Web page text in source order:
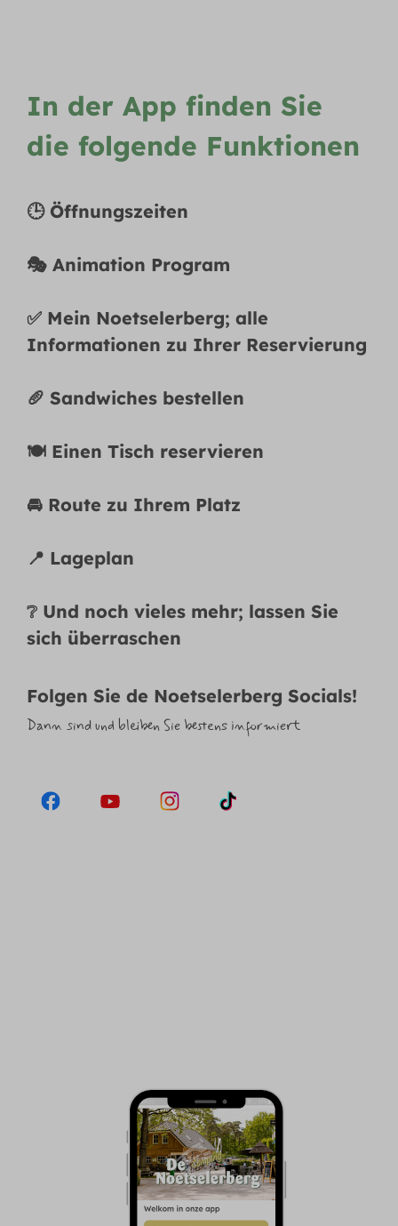
In der App finden Sie
die folgende Funktionen
🕒 Öffnungszeiten
🎭 Animation Program
✅ Mein Noetselerberg; alle
Informationen zu Ihrer Reservierung
🥖 Sandwiches bestellen
🍽️ Einen Tisch reservieren
🚘 Route zu Ihrem Platz
📍 Lageplan
❔ Und noch vieles mehr; lassen Sie
sich überraschen
Folgen Sie de Noetselerberg Socials!
Dann sind und bleiben Sie bestens informiert